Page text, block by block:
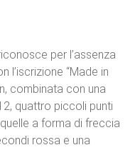
per l’assenza
l’iscrizione “Made in
combinata con una
quattro piccoli punti
a forma di freccia
rossa e una